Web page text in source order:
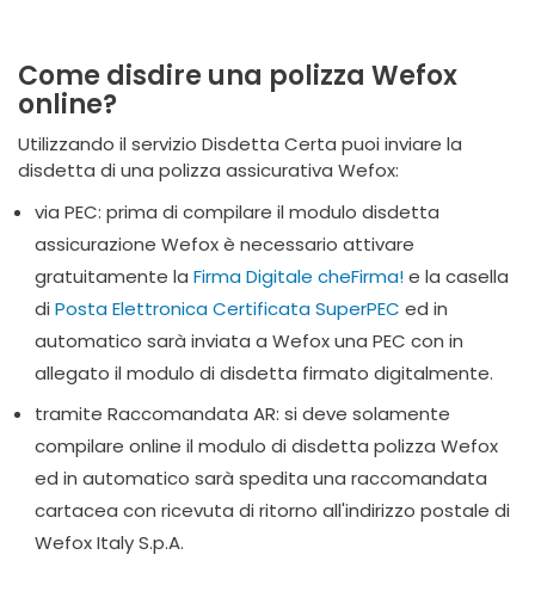
Come disdire una polizza Wefox
online?
Utilizzando il servizio Disdetta Certa puoi inviare la
disdetta di una polizza assicurativa Wefox:
via PEC: prima di compilare il modulo disdetta
assicurazione Wefox è necessario attivare
gratuitamente la Firma Digitale cheFirma!e la casella
di Posta Elettronica Certificata SuperPEC ed in
automatico sarà inviata a Wefox una PEC con in
allegato il modulo di disdetta firmato digitalmente.
tramite Raccomandata AR: si deve solamente
compilare online il modulo di disdetta polizza Wefox
ed in automatico sarà spedita una raccomandata
cartacea con ricevuta di ritorno all'indirizzo postale di
Wefox Italy S.p.A.